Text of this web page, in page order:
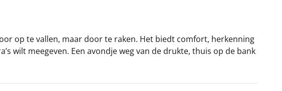
op te vallen, maar door te raken. Het biedt comfort, herkenning
wilt meegeven. Een avondje weg van de drukte, thuis op de bank